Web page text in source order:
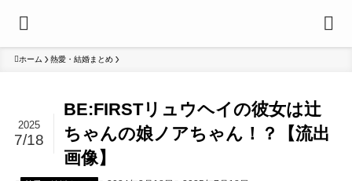
ホーム 熱愛・結婚まとめ
BE:FIRSTリュウヘイの彼女は辻
ちゃんの娘ノアちゃん！？【流出
画像】
2025
7/18